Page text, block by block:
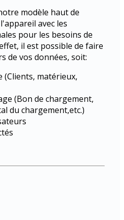
modèle haut de
avec les
pour les besoins de
il est possible de faire
de vos données, soit:
(Clients, matérieux,
(Bon de chargement,
du chargement,etc.)